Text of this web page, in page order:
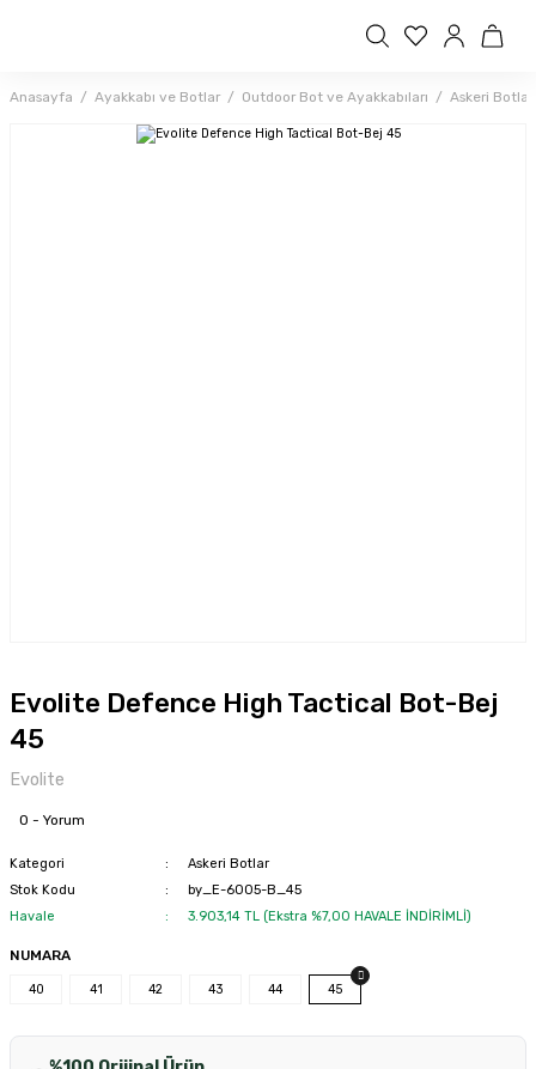
Anasayfa Ayakkabı ve Botlar Outdoor Bot ve Ayakkabıları Askeri Botlar
Evolite Defence High Tactical Bot-Bej
45
Evolite
0 - Yorum
Kategori
Askeri Botlar
Stok Kodu
by_E-6005-B_45
Havale
3.903,14 TL (Ekstra %7,00 HAVALE İNDİRİMLİ)
NUMARA
40 41 42 43 44 45